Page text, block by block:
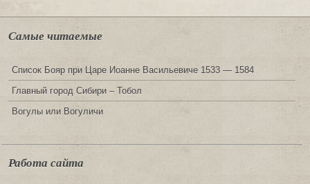
Самые читаемые
Список Бояр при Царе Иоанне Васильевиче 1533 — 1584
Главный город Сибири – Тобол
Вогулы или Вогуличи
Работа сайта